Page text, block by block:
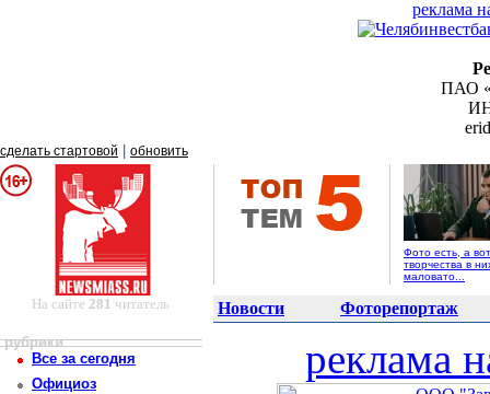
реклама
ПАО
сделать стартовой обновить
Фото есть, а вот
творчества в
маловато...
На сайте 281 читатель Новости Фоторепортаж
рубрики
Все за сегодня
Официоз
реклама